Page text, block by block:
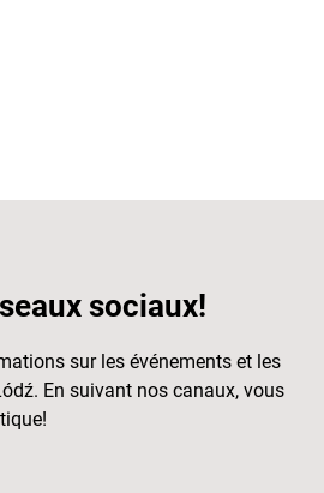
sociaux!
sur les événements et les
En suivant nos canaux, vous